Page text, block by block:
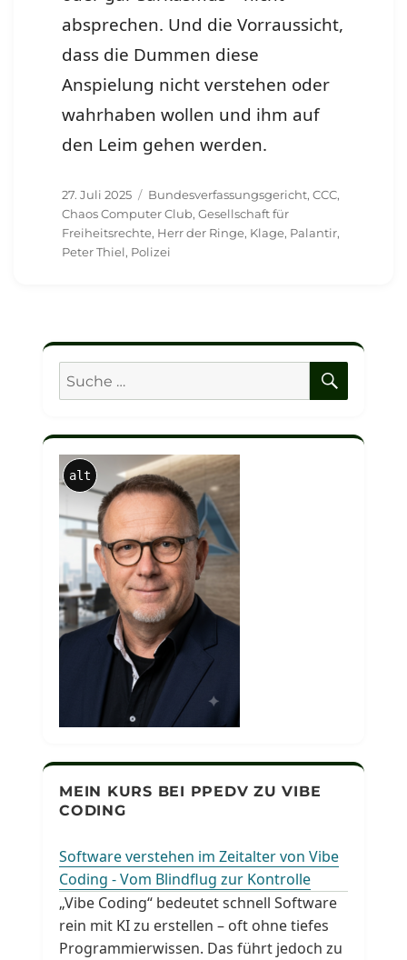
absprechen. Und die Vorraussicht,
dass die Dummen diese
Anspielung nicht verstehen oder
wahrhaben wollen und ihm auf
den Leim gehen werden.
Veröffentlicht
am
27. Juli 2025 Schlagwörter
Bundesverfassungsgericht,CCC,
Chaos Computer Club,Gesellschaft für
Freiheitsrechte, Herr der Ringe, Klage, Palantir,
Peter Thiel, Polizei
Suche
nach:
alt
MEIN KURS BEI PPEDV ZU VIBE
CODING
Software verstehen im Zeitalter von Vibe
Coding - Vom Blindflug zur Kontrolle
„Vibe Coding“ bedeutet schnell Software
rein mit KI zu erstellen – oft ohne tiefes
Programmierwissen. Das führt jedoch zu